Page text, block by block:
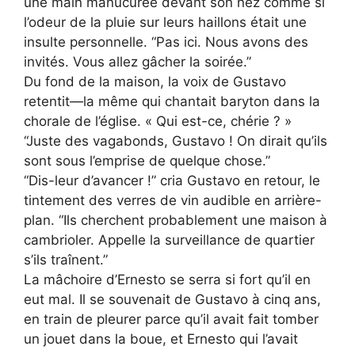
l’odeur de la pluie sur leurs haillons était une
insulte personnelle. “Pas ici. Nous avons des
invités. Vous allez gâcher la soirée.”
Du fond de la maison, la voix de Gustavo
retentit—la même qui chantait baryton dans la
chorale de l’église. « Qui est-ce, chérie ? »
“Juste des vagabonds, Gustavo ! On dirait qu’ils
sont sous l’emprise de quelque chose.”
“Dis-leur d’avancer !” cria Gustavo en retour, le
tintement des verres de vin audible en arrière-
plan. “Ils cherchent probablement une maison à
cambrioler. Appelle la surveillance de quartier
s’ils traînent.”
La mâchoire d’Ernesto se serra si fort qu’il en
eut mal. Il se souvenait de Gustavo à cinq ans,
en train de pleurer parce qu’il avait fait tomber
un jouet dans la boue, et Ernesto qui l’avait